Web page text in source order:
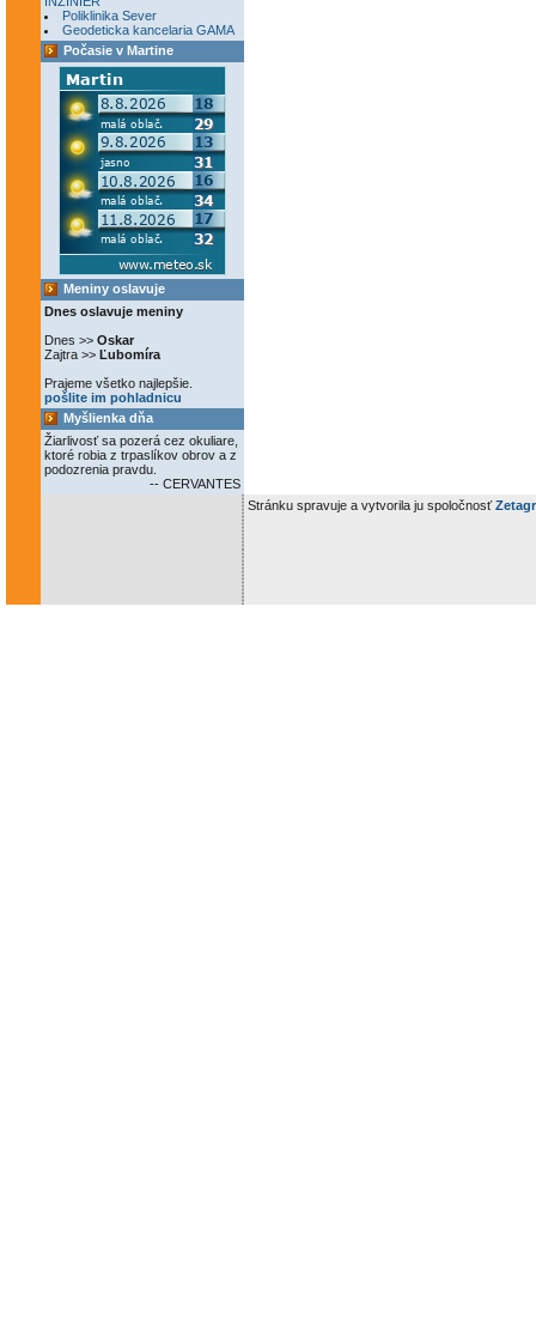
Poliklinika Sever
Geodeticka kancelaria GAMA
Počasie v Martine
Meniny oslavuje
Dnes oslavuje meniny
Dnes >> Oskar
Zajtra >> Ľubomíra
Prajeme všetko najlepšie.
pošlite im pohladnicu
Myšlienka dňa
Žiarlivosť sa pozerá cez okuliare,
ktoré robia z trpaslíkov obrov a z
podozrenia pravdu.
-- CERVANTES
Stránku spravuje a vytvorila ju spoločnosť